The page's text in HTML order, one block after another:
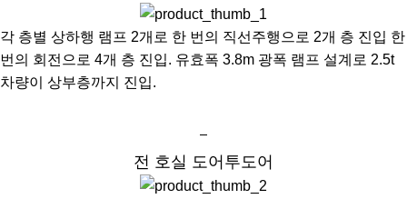
각 층별 상하행 램프 2개로 한 번의 직선주행으로 2개 층 진입 한
번의 회전으로 4개 층 진입. 유효폭 3.8m 광폭 램프 설계로 2.5t
차량이 상부층까지 진입.
전 호실 도어투도어